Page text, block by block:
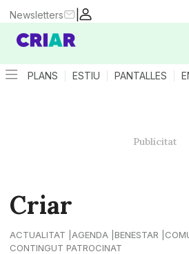
|
Newsletters
PLANS ESTIU PANTALLES
Criar
ACTUALITAT AGENDA BENESTAR
CONTINGUT PATROCINAT